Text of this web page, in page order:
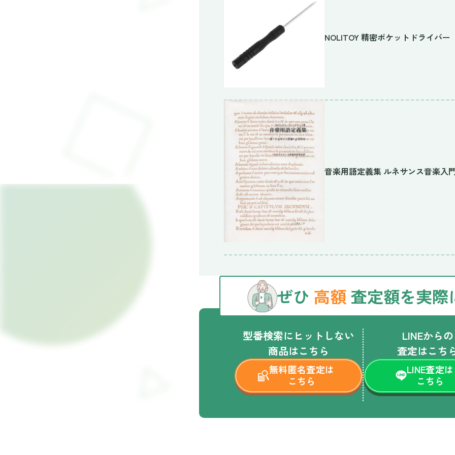
NOLITOY 精密ポケットドライバー
音楽用語定義集 ルネサンス音楽入
型番検索にヒットしない
商品はこちら
無料匿名査定は
こちら
LINEからの
査定はこち
LINE査定は
こちら
ぜひ 高額 査定額を実